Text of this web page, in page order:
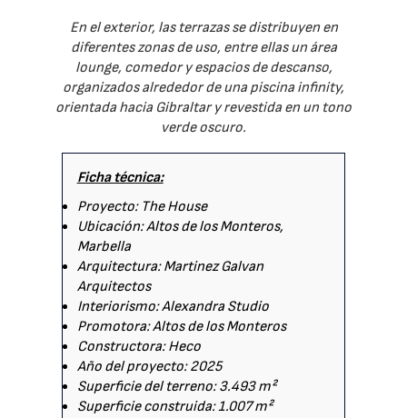
En el exterior, las terrazas se distribuyen en
diferentes zonas de uso, entre ellas un área
lounge, comedor y espacios de descanso,
organizados alrededor de una piscina infinity,
orientada hacia Gibraltar y revestida en un tono
verde oscuro.
Ficha técnica:
Proyecto: The House
Ubicación: Altos de los Monteros,
Marbella
Arquitectura: Martinez Galvan
Arquitectos
Interiorismo: Alexandra Studio
Promotora: Altos de los Monteros
Constructora: Heco
Año del proyecto: 2025
Superficie del terreno: 3.493 m²
Superficie construida: 1.007 m²